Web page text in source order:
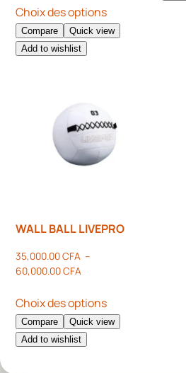
Choix des options
Compare
Quick view
Add to wishlist
WALL BALL LIVEPRO
35,000.00CFA –
60,000.00CFA
Choix des options
Compare
Quick view
Add to wishlist